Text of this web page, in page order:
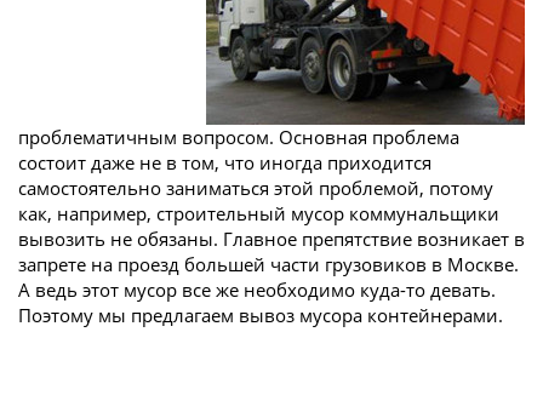
проблематичным вопросом. Основная проблема
состоит даже не в том, что иногда приходится
самостоятельно заниматься этой проблемой, потому
как, например, строительный мусор коммунальщики
вывозить не обязаны. Главное препятствие возникает в
запрете на проезд большей части грузовиков в Москве.
А ведь этот мусор все же необходимо куда-то девать.
Поэтому мы предлагаем вывоз мусора контейнерами.